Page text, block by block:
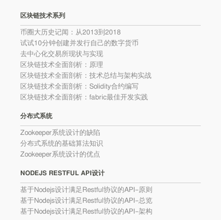
区块链技术系列
币圈大历史记闻：从2013到2018
试试10分钟创建并发行自己的数字货币
去中心化交易所现状与实现
区块链技术全面剖析：原理
区块链技术全面剖析：技术总结与架构实战
区块链技术全面剖析：Solidity合约编写
区块链技术全面剖析：fabric最佳开发实践
分布式系统
Zookeeper系统设计的缺陷
分布式系统的基础算法知识
Zookeeper系统设计的优点
NODEJS RESTFUL API设计
基于Nodejs设计满足Restful协议的API–原则
基于Nodejs设计满足Restful协议的API–总览
基于Nodejs设计满足Restful协议的API–架构